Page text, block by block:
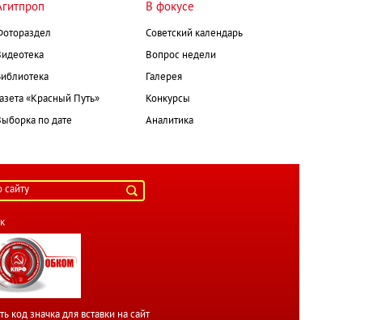
Газета «Красный Путь»
по дате
В фокусе
Советский календарь
Вопрос недели
Галерея
Конкурсы
Аналитика
код значка для вставки на сайт